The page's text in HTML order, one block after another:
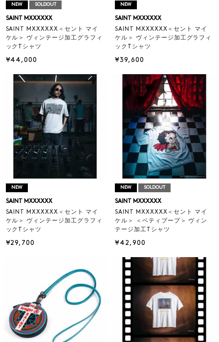
NEW SOLDOUT
SAINT MXXXXXX
SAINT MXXXXXX＜セント マイ
ケル＞ ヴィンテージ加工グラフィ
ックTシャツ
¥44,000
NEW
SAINT MXXXXXX
SAINT MXXXXXX＜セント マイ
ケル＞ ヴィンテージ加工グラフィ
ックTシャツ
¥39,600
NEW
SAINT MXXXXXX
SAINT MXXXXXX＜セント マイ
ケル＞ ヴィンテージ加工グラフィ
ックTシャツ
¥29,700
NEW SOLDOUT
SAINT MXXXXXX
SAINT MXXXXXX＜セント マイ
ケル＞ ＜ベティブープ＞ ヴィン
テージ加工Tシャツ
¥42,900